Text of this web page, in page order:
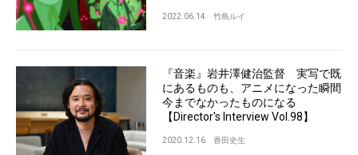
2022.06.14 竹島ルイ
『音楽』岩井澤健治監督 実写で既
にあるものも、アニメになった瞬間
今までなかったものになる
【Director's Interview Vol.98】
2020.12.16 香田史生